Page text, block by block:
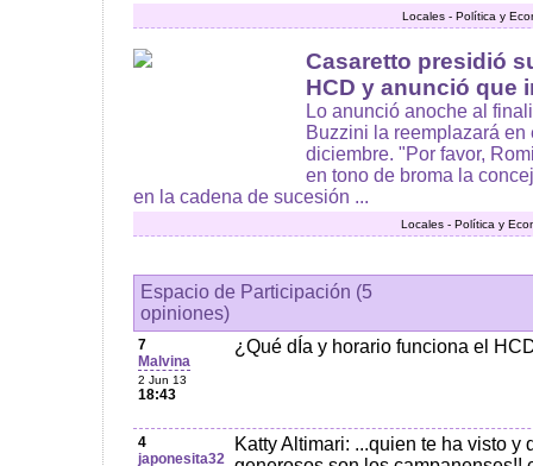
Locales - Política y
Casaretto presidió
HCD y anunció que
Lo anunció anoche al
Buzzini la reemplazará en
diciembre. "Por favor,
en tono de broma la
en la cadena de sucesión ...
Locales - Política y
Espacio de Participación (5
opiniones)
7
Malvina
2 Jun 13
18:43
¿Qué dÍa y horario funciona el
4
japonesita32
Katty Altimari: ...quien te ha visto y